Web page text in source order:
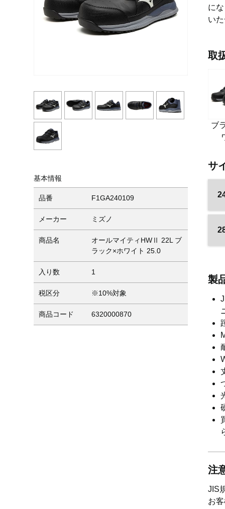
基本情報
品番 F1GA240109
メーカー ミズノ
商品名
オールマイティHWⅡ 22L ブ
ラック×ホワイト 25.0
入り数 1
税区分 ※10%対象
商品コード 6320000870
に
い
取
ブ
サ
製
注
JIS
お